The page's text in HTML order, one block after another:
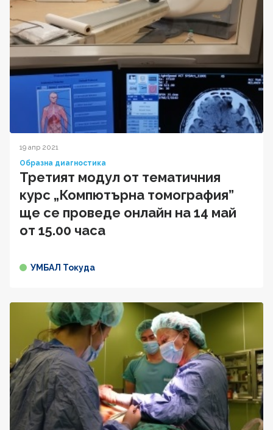
19 апр 2021
Образна диагностика
Третият модул от тематичния
курс „Компютърна томография”
ще се проведе онлайн на 14 май
от 15.00 часа
УМБАЛ Токуда